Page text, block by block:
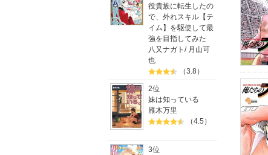
役貴族に転生したの
で、外れスキル【テ
イム】を駆使して最
強を目指してみた
八又ナガト / 月山可
也
（3.8）
2位
妹は知っている
雁木万里
（4.5）
3位